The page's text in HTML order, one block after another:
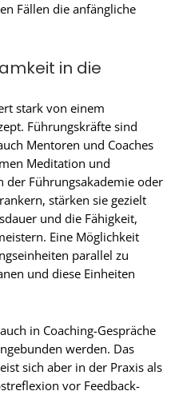
Fällen die anfängliche
in die
stark von einem
Führungskräfte sind
Mentoren und Coaches
Meditation und
der Führungsakademie oder
stärken sie gezielt
und die Fähigkeit,
Eine Möglichkeit
parallel zu
und diese Einheiten
in Coaching-Gespräche
werden. Das
sich aber in der Praxis als
vor Feedback-